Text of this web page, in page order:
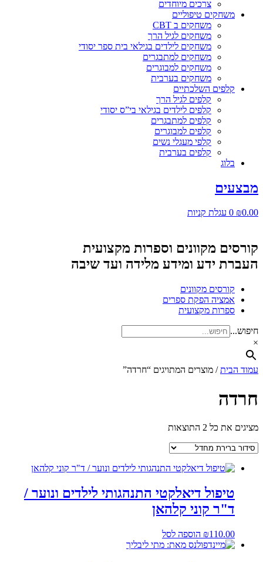
צרכים מיוחדים
משחקים טיפוליים
משחקים ב CBT
משחקים לגיל הרך
משחקים לילדים בגילאי בית ספר יסודי
משחקים למתבגרים
משחקים למבוגרים
משחקים בערבית
קלפים השלכתיים
קלפים לגיל הרך
קלפים לילדים בגילאי בי”ס יסודי
קלפים למתבגרים
קלפים למבוגרים
קלפי מעגלי נשים
קלפים בערבית
בלוג
מבצעים
₪0.00
0 עגלת קניות
קורסים מקוונים וספרות מקצועית
העברת ידע ומידע מלידה ועד שיבה
קורסים מקוונים
אמציה הפקת ספרים
ספרות מקצועית
חיפוש...
×
עמוד הבית/ מוצרים המתויגים “חרדה”
חרדה
מציגים את כל ⁦2⁩ התוצאות
טיפול דיאלקטי התנהגותי לילדים ונוער /
ד"ר קוני קלהאן
₪110.00 הוספה לסל